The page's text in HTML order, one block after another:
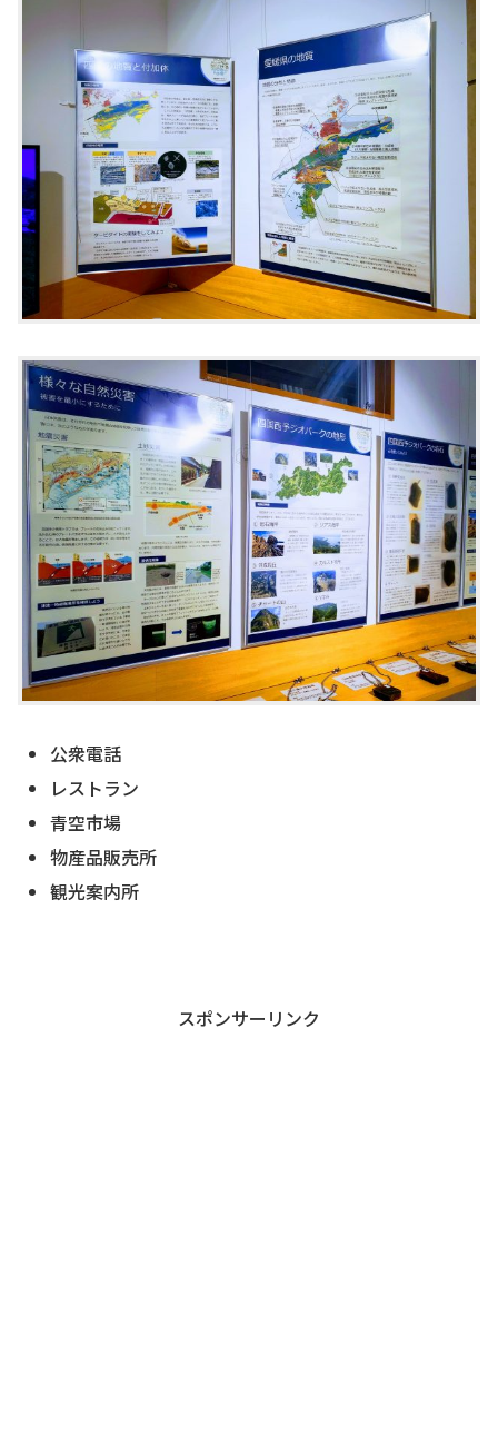
公衆電話
レストラン
青空市場
物産品販売所
観光案内所
スポンサーリンク